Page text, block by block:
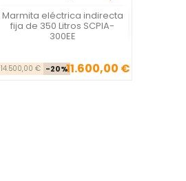
Marmita eléctrica indirecta
fija de 350 Litros SCPIA-
300EE
Precio base
14.500,00 € -20% Precio
11.600,00 €

Vista rápida